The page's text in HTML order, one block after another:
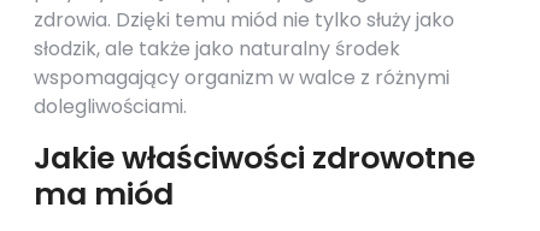
zdrowia. Dzięki temu miód nie tylko służy jako
słodzik, ale także jako naturalny środek
wspomagający organizm w walce z różnymi
dolegliwościami.
Jakie właściwości zdrowotne
ma miód